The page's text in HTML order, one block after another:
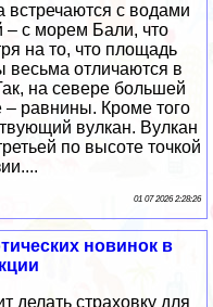
встречаются с водами
– с морем Бали, что
на то, что площадь
весьма отличаются в
на севере большей
– равнины. Кроме того
вулкан. Вулкан
по высоте точкой
01 07 2026 2:28:26
новинок в
делать страховку для